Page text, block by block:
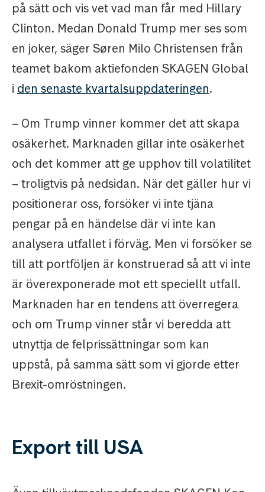
på sätt och vis vet vad man får med Hillary
Clinton. Medan Donald Trump mer ses som
en joker, säger Søren Milo Christensen från
teamet bakom aktiefonden SKAGEN Global
i den senaste kvartalsuppdateringen.
– Om Trump vinner kommer det att skapa
osäkerhet. Marknaden gillar inte osäkerhet
och det kommer att ge upphov till volatilitet
– troligtvis på nedsidan. När det gäller hur vi
positionerar oss, forsöker vi inte tjäna
pengar på en händelse där vi inte kan
analysera utfallet i förväg. Men vi forsöker se
till att portföljen är konstruerad så att vi inte
är överexponerade mot ett speciellt utfall.
Marknaden har en tendens att överregera
och om Trump vinner står vi beredda att
utnyttja de felprissättningar som kan
uppstå, på samma sätt som vi gjorde etter
Brexit-omröstningen.
Export till USA